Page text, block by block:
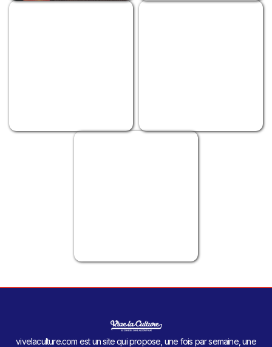
vivelaculture.com est un site qui propose, une fois par semaine, une